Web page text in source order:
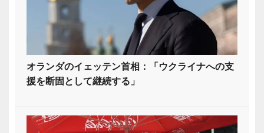
オランダのイェッテン首相：「ウクライナへの支
援を断固として継続する」